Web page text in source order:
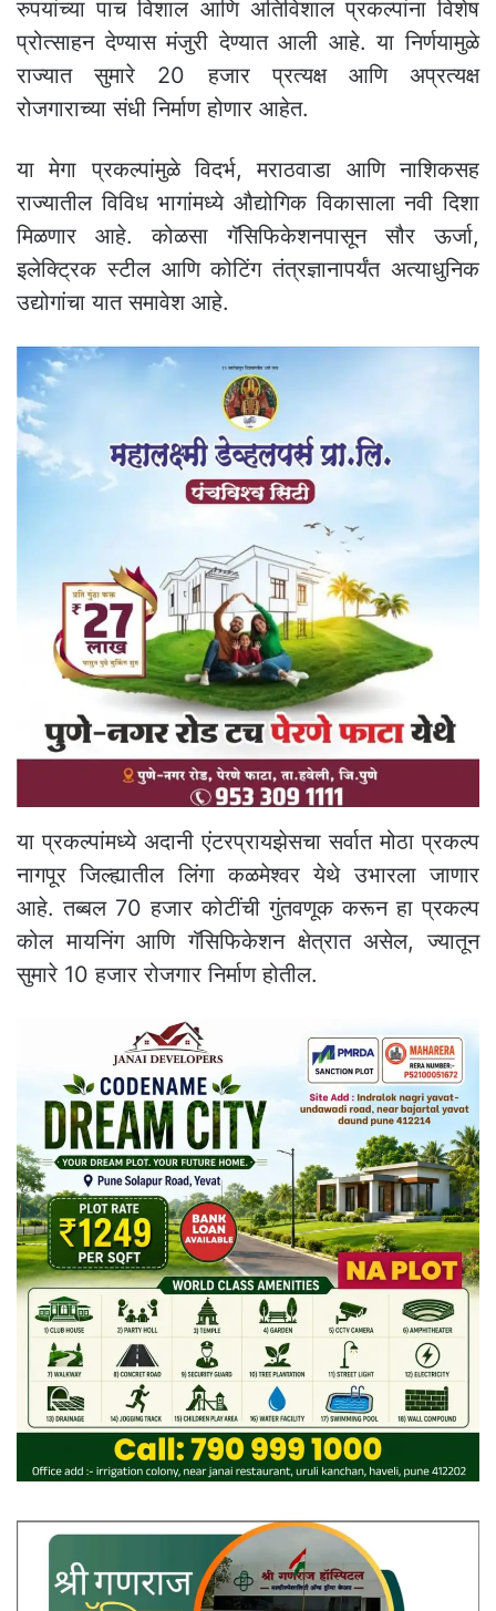
रुपयांच्या पाच विशाल आणि अतिविशाल प्रकल्पांना विशेष
प्रोत्साहन देण्यास मंजुरी देण्यात आली आहे. या निर्णयामुळे
राज्यात सुमारे 20 हजार प्रत्यक्ष आणि अप्रत्यक्ष
रोजगाराच्या संधी निर्माण होणार आहेत.
या मेगा प्रकल्पांमुळे विदर्भ, मराठवाडा आणि नाशिकसह
राज्यातील विविध भागांमध्ये औद्योगिक विकासाला नवी दिशा
मिळणार आहे. कोळसा गॅसिफिकेशनपासून सौर ऊर्जा,
इलेक्ट्रिक स्टील आणि कोटिंग तंत्रज्ञानापर्यंत अत्याधुनिक
उद्योगांचा यात समावेश आहे.
या प्रकल्पांमध्ये अदानी एंटरप्रायझेसचा सर्वात मोठा प्रकल्प
नागपूर जिल्ह्यातील लिंगा कळमेश्वर येथे उभारला जाणार
आहे. तब्बल 70 हजार कोटींची गुंतवणूक करून हा प्रकल्प
कोल मायनिंग आणि गॅसिफिकेशन क्षेत्रात असेल, ज्यातून
सुमारे 10 हजार रोजगार निर्माण होतील.